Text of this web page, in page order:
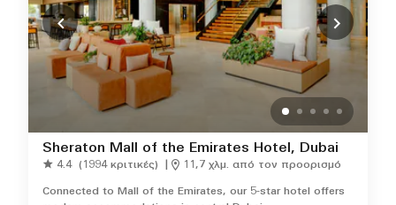
Sheraton Mall of the Emirates Hotel, Dubai
4.4 (1994 κριτικές) 11,7 χλμ. από τον προορισμό
Connected to Mall of the Emirates, our 5-star hotel offers